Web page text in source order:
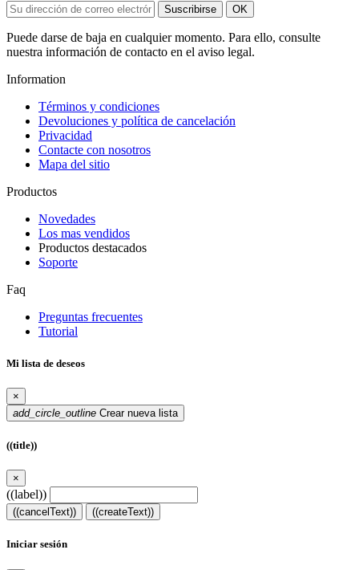
Suscribirse OK
Puede darse de baja en cualquier momento. Para ello, consulte
nuestra información de contacto en el aviso legal.
Information
Términos y condiciones
Devoluciones y política de cancelación
Privacidad
Contacte con nosotros
Mapa del sitio
Productos
Novedades
Los mas vendidos
Productos destacados
Soporte
Faq
Preguntas frecuentes
Tutorial
Mi lista de deseos
×
add_circle_outline Crear nueva lista
((title))
×
((label))
((cancelText)) ((createText))
Iniciar sesión